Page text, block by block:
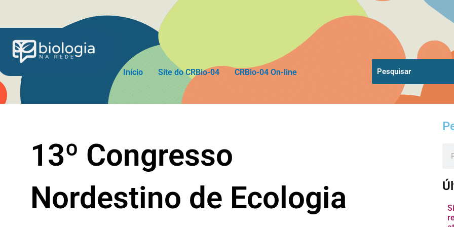
o
conteúdo
Início Site do CRBio-04 CRBio-04 On-line
13º Congresso
Nordestino de Ecologia